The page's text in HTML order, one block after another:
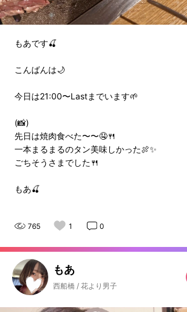
もあです🍒
こんばんは🌙
今日は21:00〜Lastまでいます🌱
(📸)
先日は焼肉食べた〜〜🤤🍴
一本まるまるのタン美味しかった🍖✨
ごちそうさまでした🍴
もあ🍒
765 1 0
もあ
西船橋 / 花より男子